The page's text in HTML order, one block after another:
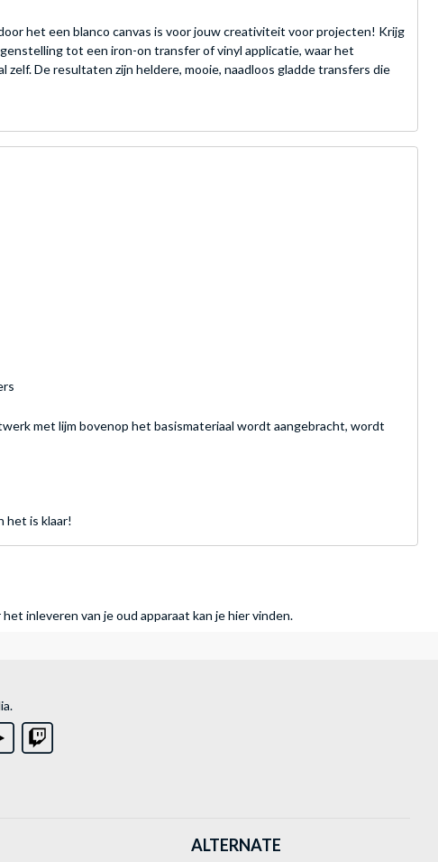
het een blanco canvas is voor jouw creativiteit voor projecten! Krijg
tot een iron-on transfer of vinyl applicatie, waar het
De resultaten zijn heldere, mooie, naadloos gladde transfers die
met lijm bovenop het basismateriaal wordt aangebracht, wordt
het is klaar!
inleveren van je oud apparaat kan je hier vinden.
ALTERNATE